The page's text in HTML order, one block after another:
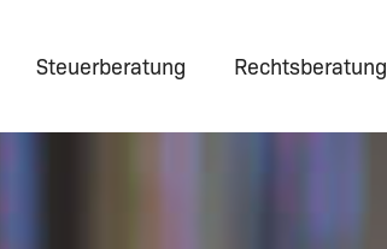
Steuerberatung Rechtsberatung